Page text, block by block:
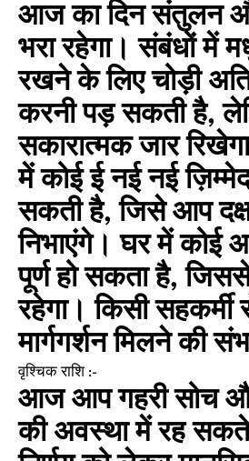
आज का दिन संतुलन
भरा रहेगा। संबंधों में
रखने के लिए चोड़ी
करनी पड़ सकती है,
सकारात्मक जार
में कोई ई नई नई
सकती है, जिसे आप
निभाएंगे। घर में कोई
पूर्ण हो सकता है,
रहेगा। किसी सहकर्मी
मार्गगर्शन मिलने की
वृश्चिक राशि :-
आज आप गहरी सोच
की अवस्था में रह